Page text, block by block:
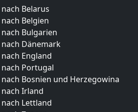
Belarus
Belgien
Bulgarien
Dänemark
England
Portugal
Bosnien und Herzegowina
Irland
Lettland